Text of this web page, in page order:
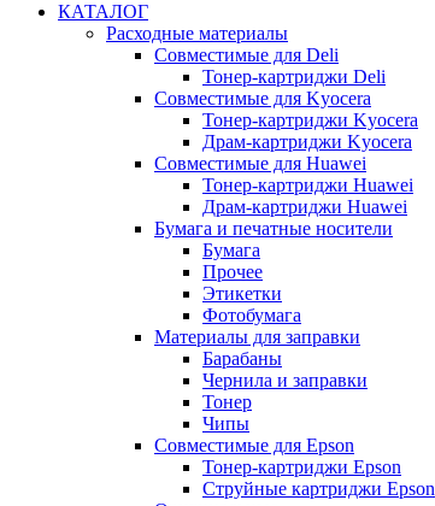
КАТАЛОГ
Расходные материалы
Совместимые для Deli
Тонер-картриджи Deli
Совместимые для Kyocera
Тонер-картриджи Kyocera
Драм-картриджи Kyocera
Совместимые для Huawei
Тонер-картриджи Huawei
Драм-картриджи Huawei
Бумага и печатные носители
Бумага
Прочее
Этикетки
Фотобумага
Материалы для заправки
Барабаны
Чернила и заправки
Тонер
Чипы
Совместимые для Epson
Тонер-картриджи Epson
Струйные картриджи Epson